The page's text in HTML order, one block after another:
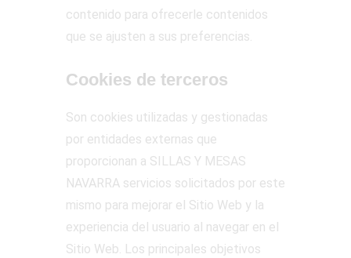
contenido para ofrecerle contenidos
que se ajusten a sus preferencias.
Cookies de terceros
Son cookies utilizadas y gestionadas
por entidades externas que
proporcionan a SILLAS Y MESAS
NAVARRA servicios solicitados por este
mismo para mejorar el Sitio Web y la
experiencia del usuario al navegar en el
Sitio Web. Los principales objetivos